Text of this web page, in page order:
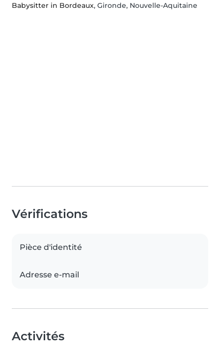
Babysitter in Bordeaux, Gironde, Nouvelle-Aquitaine
Vérifications
Pièce d'identité
Adresse e-mail
Activités